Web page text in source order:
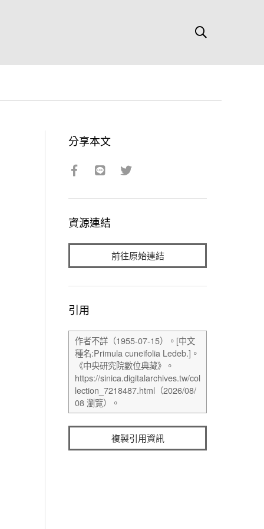
分享本文
資源連結
前往原始連結
引用
複製引用資訊